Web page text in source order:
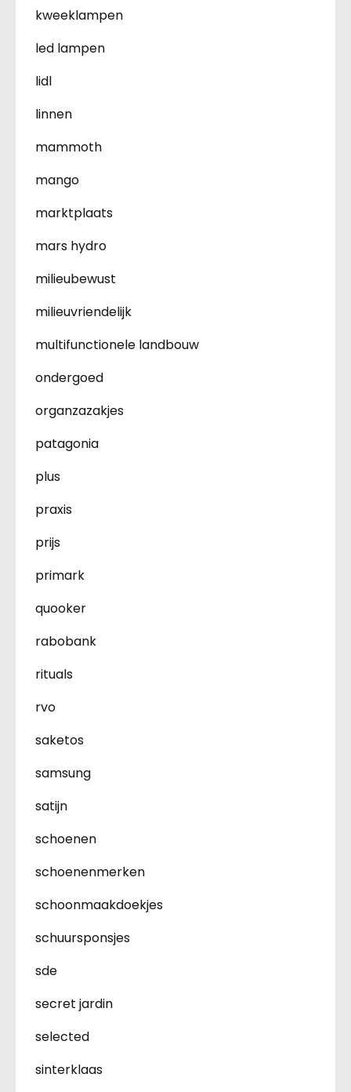
kweeklampen
led lampen
lidl
linnen
mammoth
mango
marktplaats
mars hydro
milieubewust
milieuvriendelijk
multifunctionele landbouw
ondergoed
organzazakjes
patagonia
plus
praxis
prijs
primark
quooker
rabobank
rituals
rvo
saketos
samsung
satijn
schoenen
schoenenmerken
schoonmaakdoekjes
schuursponsjes
sde
secret jardin
selected
sinterklaas